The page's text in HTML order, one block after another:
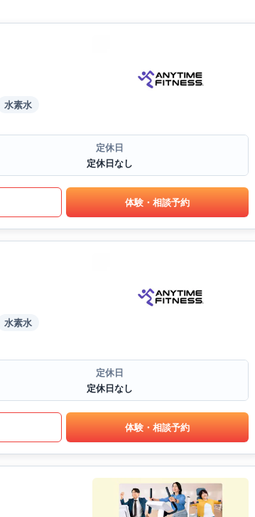
水素水
定休日
定休日なし
体験・相談予約
水素水
定休日
定休日なし
体験・相談予約